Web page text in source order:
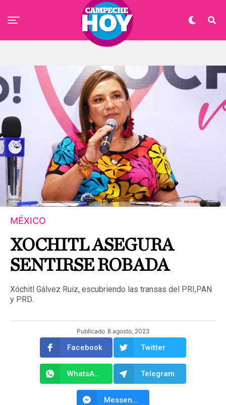
MÉXICO
XOCHITL ASEGURA
SENTIRSE ROBADA
Xóchitl Gálvez Ruiz, escubriendo las transas del PRI,PAN
y PRD.
Publicado 8 agosto, 2023
Facebook Twitter
WhatsApp Telegram
Messenger